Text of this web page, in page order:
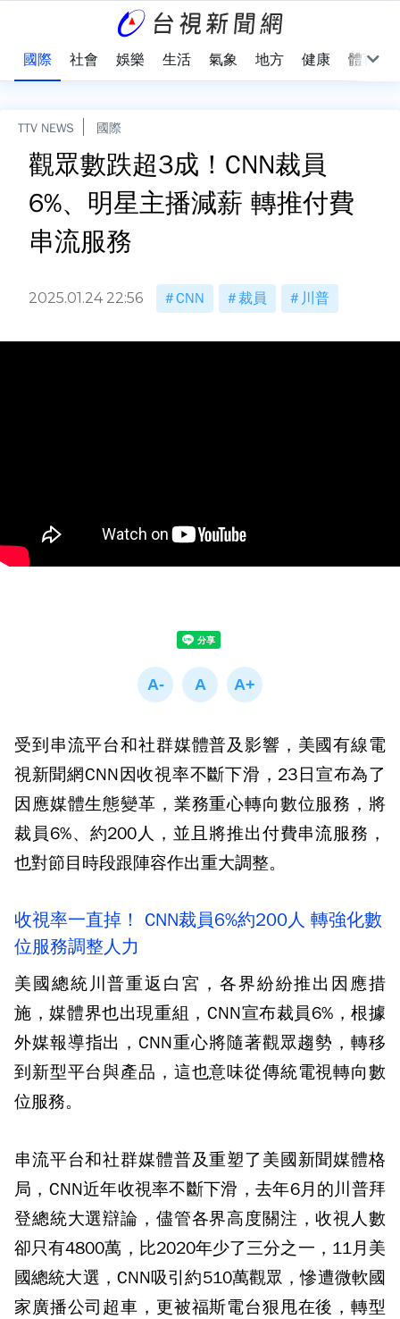
國際 社會 娛樂 生活 氣象 地方 健康 體育
TTV NEWS 國際
觀眾數跌超3成！CNN裁員
6%、明星主播減薪 轉推付費
串流服務
2025.01.24 22:56 CNN 裁員 川普
受到串流平台和社群媒體普及影響，美國有線電
視新聞網CNN因收視率不斷下滑，23日宣布為了
因應媒體生態變革，業務重心轉向數位服務，將
裁員6%、約200人，並且將推出付費串流服務，
也對節目時段跟陣容作出重大調整。
收視率一直掉！ CNN裁員6%約200人 轉強化數
位服務調整人力
美國總統川普重返白宮，各界紛紛推出因應措
施，媒體界也出現重組，CNN宣布裁員6%，根據
外媒報導指出，CNN重心將隨著觀眾趨勢，轉移
到新型平台與產品，這也意味從傳統電視轉向數
位服務。
串流平台和社群媒體普及重塑了美國新聞媒體格
局，CNN近年收視率不斷下滑，去年6月的川普拜
登總統大選辯論，儘管各界高度關注，收視人數
卻只有4800萬，比2020年少了三分之一，11月美
國總統大選，CNN吸引約510萬觀眾，慘遭微軟國
家廣播公司超車，更被福斯電台狠甩在後，轉型